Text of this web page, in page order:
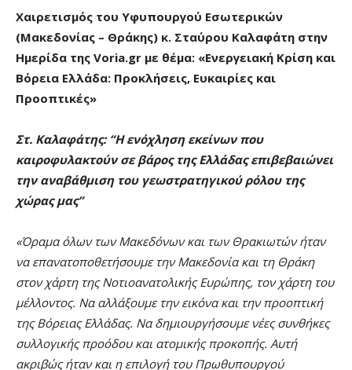
Χαιρετισμός του Υφυπουργού Εσωτερικών
(Μακεδονίας – Θράκης) κ. Σταύρου Καλαφάτη στην
Ημερίδα της Voria.gr με θέμα: «Ενεργειακή Κρίση και
Βόρεια Ελλάδα: Προκλήσεις, Ευκαιρίες και
Προοπτικές»
Στ. Καλαφάτης: “Η ενόχληση εκείνων που
καιροφυλακτούν σε βάρος της Ελλάδας επιβεβαιώνει
την αναβάθμιση του γεωστρατηγικού ρόλου της
χώρας μας”
«Όραμα όλων των Μακεδόνων και των Θρακιωτών ήταν
να επανατοποθετήσουμε την Μακεδονία και τη Θράκη
στον χάρτη της Νοτιοανατολικής Ευρώπης, τον χάρτη του
μέλλοντος. Να αλλάξουμε την εικόνα και την προοπτική
της Βόρειας Ελλάδας. Να δημιουργήσουμε νέες συνθήκες
συλλογικής προόδου και ατομικής προκοπής. Αυτή
ακριβώς ήταν και η επιλογή του Πρωθυπουργού